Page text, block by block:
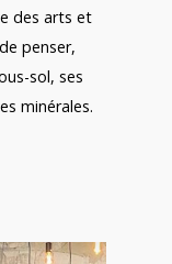
des arts et
penser,
sol, ses
minérales.